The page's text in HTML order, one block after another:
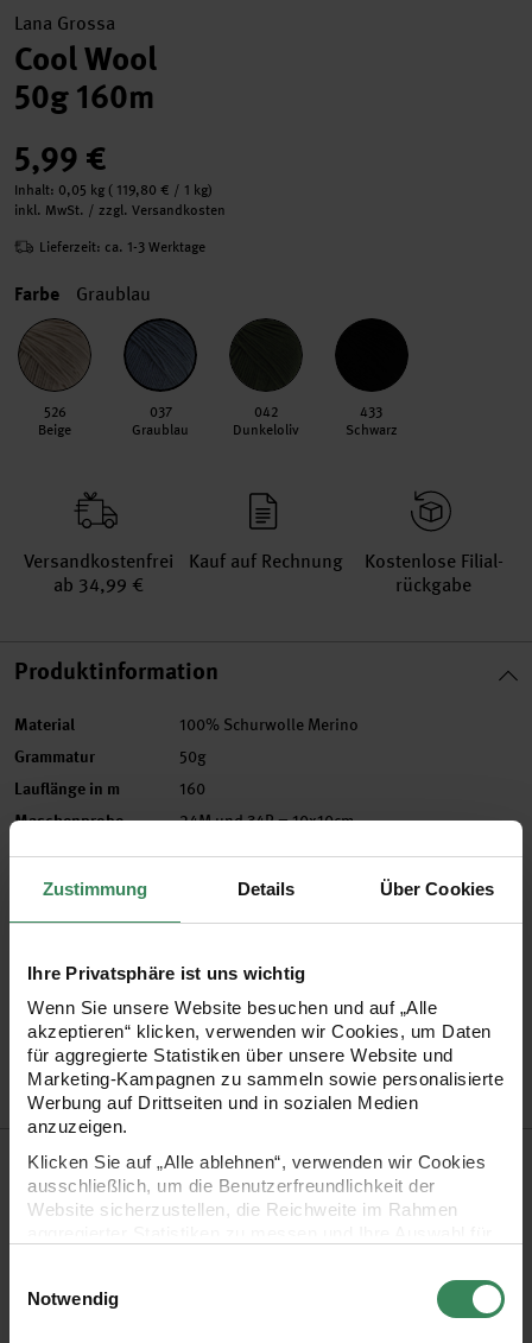
Zustimmung Details Über Cookies
Ihre Privatsphäre ist uns wichtig
Wenn Sie unsere Website besuchen und auf „Alle
akzeptieren“ klicken, verwenden wir Cookies, um Daten
für aggregierte Statistiken über unsere Website und
Marketing-Kampagnen zu sammeln sowie personalisierte
Werbung auf Drittseiten und in sozialen Medien
anzuzeigen.
Klicken Sie auf „Alle ablehnen“, verwenden wir Cookies
ausschließlich, um die Benutzerfreundlichkeit der
Website sicherzustellen, die Reichweite im Rahmen
Ihre Einwilligung ist freiwillig und kann jederzeit über den
Link „Cookie-Einstellungen“ im Fußbereich der Seite
Notwendig
Lana Grossa
Cool Wool
50g 160m
5,99 €
Inhalt: 0,05 kg ( 119,80 € / 1 kg)
inkl. MwSt. / zzgl. Versandkosten
Lieferzeit: ca. 1-3 Werktage
Farbe Graublau
526
Beige
037
Graublau
042
Dunkeloliv
433
Schwarz
Versand­kosten­frei
ab 34,99 €
Kauf auf Rechnung
Kosten­lose Filial­
rückgabe
Produktinformation
Material 100% Schurwolle Merino
Grammatur 50g
Lauflänge in m 160
Maschenprobe 24M und 34R = 10x10cm
Nadelstärke in mm 3 - 3,5 mm
Verbrauch Gr. 38/40 = ca. 400g
Pflegehinweise
Artikel-Nr.3036001
Bestell-Nr.3311349
Produktbeschreibung
Die Garnqualität „Cool Wool“ von Lana Grossa ist ein
Klassiker. Das Garn besteht aus purer extrafeiner
Merinowolle. Es ist waschbar und filzfrei.